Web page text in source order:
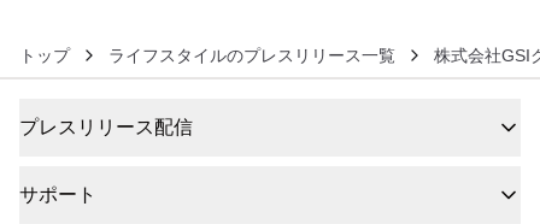
トップ ライフスタイルのプレスリリース一覧 株式会社GSI
プレスリリース配信
サポート